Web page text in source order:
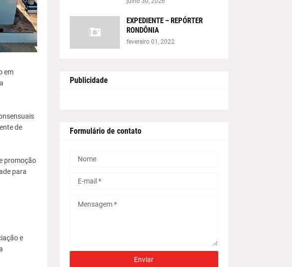
em
de
promoção
para
e
EXPEDIENTE – REPÓRTER
RONDÔNIA
fevereiro 01, 2022
Publicidade
Formulário de contato